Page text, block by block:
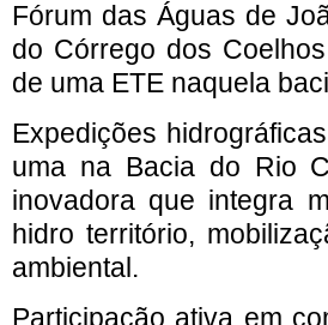
Fórum das Águas de
do Córrego dos
de uma ETE naquela
Expedições
uma na Bacia do Rio
inovadora que integra
hidro território,
ambiental.
Participação ativa em